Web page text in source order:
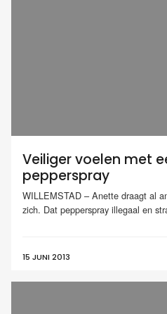
Veiliger voelen met
pepperspray
WILLEMSTAD – Anette draagt al
zich. Dat pepperspray illegaal en
15 JUNI 2013